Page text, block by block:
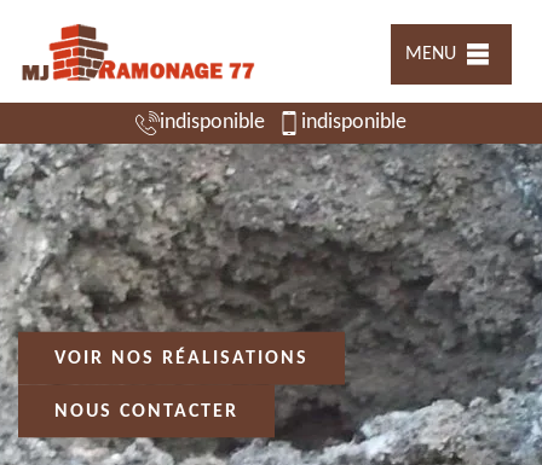
MENU
indisponible indisponible
VOIR NOS RÉALISATIONS
NOUS CONTACTER